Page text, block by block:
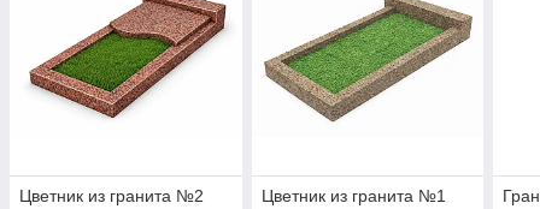
Цветник из гранита №2 Цветник из гранита №1